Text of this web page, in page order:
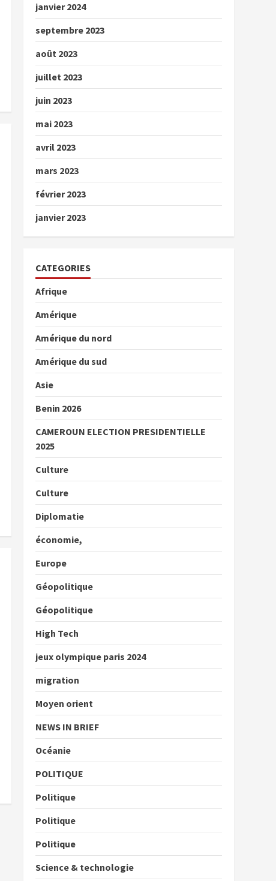
janvier 2024
septembre 2023
août 2023
juillet 2023
juin 2023
mai 2023
avril 2023
mars 2023
février 2023
janvier 2023
CATEGORIES
Afrique
Amérique
Amérique du nord
Amérique du sud
Asie
Benin 2026
CAMEROUN ELECTION PRESIDENTIELLE
2025
Culture
Culture
Diplomatie
économie,
Europe
Géopolitique
Géopolitique
High Tech
jeux olympique paris 2024
migration
Moyen orient
NEWS IN BRIEF
Océanie
POLITIQUE
Politique
Politique
Politique
Science & technologie